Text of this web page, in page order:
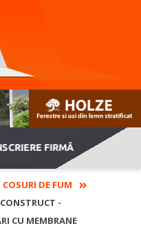
FIRMĂ
DE FUM
-
CU MEMBRANE